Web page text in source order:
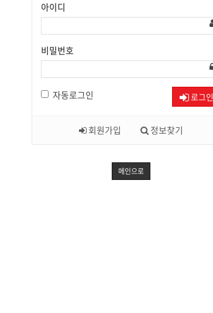
Have
Nice
Day!
아이디
비밀번호
자동로그인 로그인
회원가입 정보찾기
메인으로